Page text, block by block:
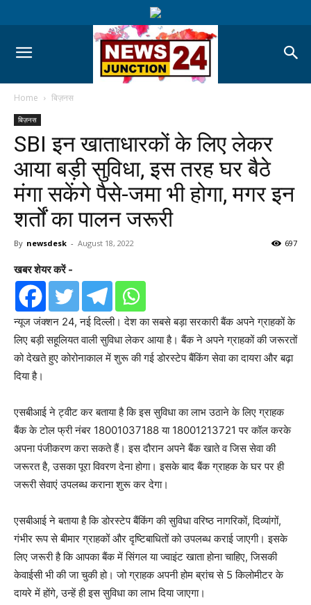
Home बिज़नस
बिज़नस
SBI इन खाताधारकों के लिए लेकर
आया बड़ी सुविधा, इस तरह घर बैठे
मंगा सकेंगे पैसे-जमा भी होगा, मगर इन
शर्तों का पालन जरूरी
By newsdesk - August 18, 2022 697
खबर शेयर करें -
न्यूज जंक्शन 24, नई दिल्‍ली। देश का सबसे बड़ा सरकारी बैंक अपने ग्राहकों के
लिए बड़ी सहूलियत वाली सुविधा लेकर आया है। बैंक ने अपने ग्राहकों की जरूरतों
को देखते हुए कोरोनाकाल में शुरू की गई डोरस्‍टेप बैंकिंग सेवा का दायरा और बढ़ा
दिया है।
एसबीआई ने ट्वीट कर बताया है कि इस सुविधा का लाभ उठाने के लिए ग्राहक
बैंक के टोल फ्री नंबर 18001037188 या 18001213721 पर कॉल करके
अपना पंजीकरण करा सकते हैं। इस दौरान अपने बैंक खाते व जिस सेवा की
जरूरत है, उसका पूरा विवरण देना होगा। इसके बाद बैंक ग्राहक के घर पर ही
जरूरी सेवाएं उपलब्‍ध कराना शुरू कर देगा।
एसबीआई ने बताया है कि डोरस्‍टेप बैंकिंग की सुविधा वरिष्‍ठ नागरिकों, दिव्‍यांगों,
गंभीर रूप से बीमार ग्राहकों और दृष्टिबाधितों को उपलब्‍ध कराई जाएगी। इसके
लिए जरूरी है कि आपका बैंक में सिंगल या ज्‍वाइंट खाता होना चाहिए, जिसकी
केवाईसी भी की जा चुकी हो। जो ग्राहक अपनी होम ब्रांच से 5 किलोमीटर के
दायरे में होंगे, उन्‍हें ही इस सुविधा का लाभ दिया जाएगा।